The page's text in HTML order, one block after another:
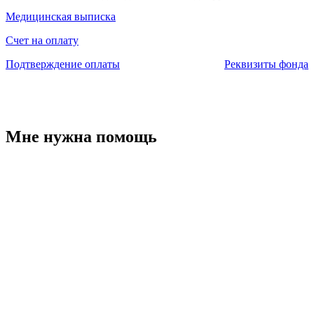
Медицинская выписка
Счет на оплату
Подтверждение оплаты
Реквизиты фонда
Мне нужна помощь